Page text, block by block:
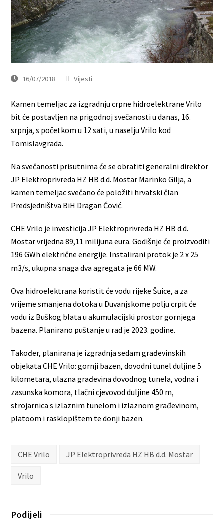
16/07/2018 Vijesti
Kamen temeljac za izgradnju crpne hidroelektrane Vrilo
bit će postavljen na prigodnoj svečanosti u danas, 16.
srpnja, s početkom u 12 sati, u naselju Vrilo kod
Tomislavgrada.
Na svečanosti prisutnima će se obratiti generalni direktor
JP Elektroprivreda HZ HB d.d. Mostar Marinko Gilja, a
kamen temeljac svečano će položiti hrvatski član
Predsjedništva BiH Dragan Čović.
CHE Vrilo je investicija JP Elektroprivreda HZ HB d.d.
Mostar vrijedna 89,11 milijuna eura. Godišnje će proizvoditi
196 GWh električne energije. Instalirani protok je 2 x 25
m3/s, ukupna snaga dva agregata je 66 MW.
Ova hidroelektrana koristit će vodu rijeke Šuice, a za
vrijeme smanjena dotoka u Duvanjskome polju crpit će
vodu iz Buškog blata u akumulacijski prostor gornjega
bazena. Planirano puštanje u rad je 2023. godine.
Također, planirana je izgradnja sedam građevinskih
objekata CHE Vrilo: gornji bazen, dovodni tunel duljine 5
kilometara, ulazna građevina dovodnog tunela, vodna i
zasunska komora, tlačni cjevovod duljine 450 m,
strojarnica s izlaznim tunelom i izlaznom građevinom,
platoom i rasklopištem te donji bazen.
CHE Vrilo JP Elektroprivreda HZ HB d.d. Mostar
Vrilo
Podijeli